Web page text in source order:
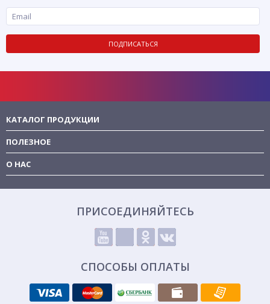
ПОДПИСАТЬСЯ
КАТАЛОГ ПРОДУКЦИИ
ПОЛЕЗНОЕ
О НАС
ПРИСОЕДИНЯЙТЕСЬ
СПОСОБЫ ОПЛАТЫ